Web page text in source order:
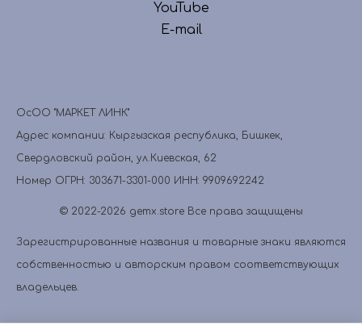
YouTube
E-mail
ОсОО "МАРКЕТ ЛИНК"
Адрес компании: Кыргызская республика, Бишкек,
Свердловский район, ул.Киевская, 62
Номер ОГРН: 303671-3301-000 ИНН: 9909692242
© 2022-2026 gemx.store Все права защищены
Зарегистрированные названия и товарные знаки являются
собственностью и авторским правом соответствующих
владельцев.